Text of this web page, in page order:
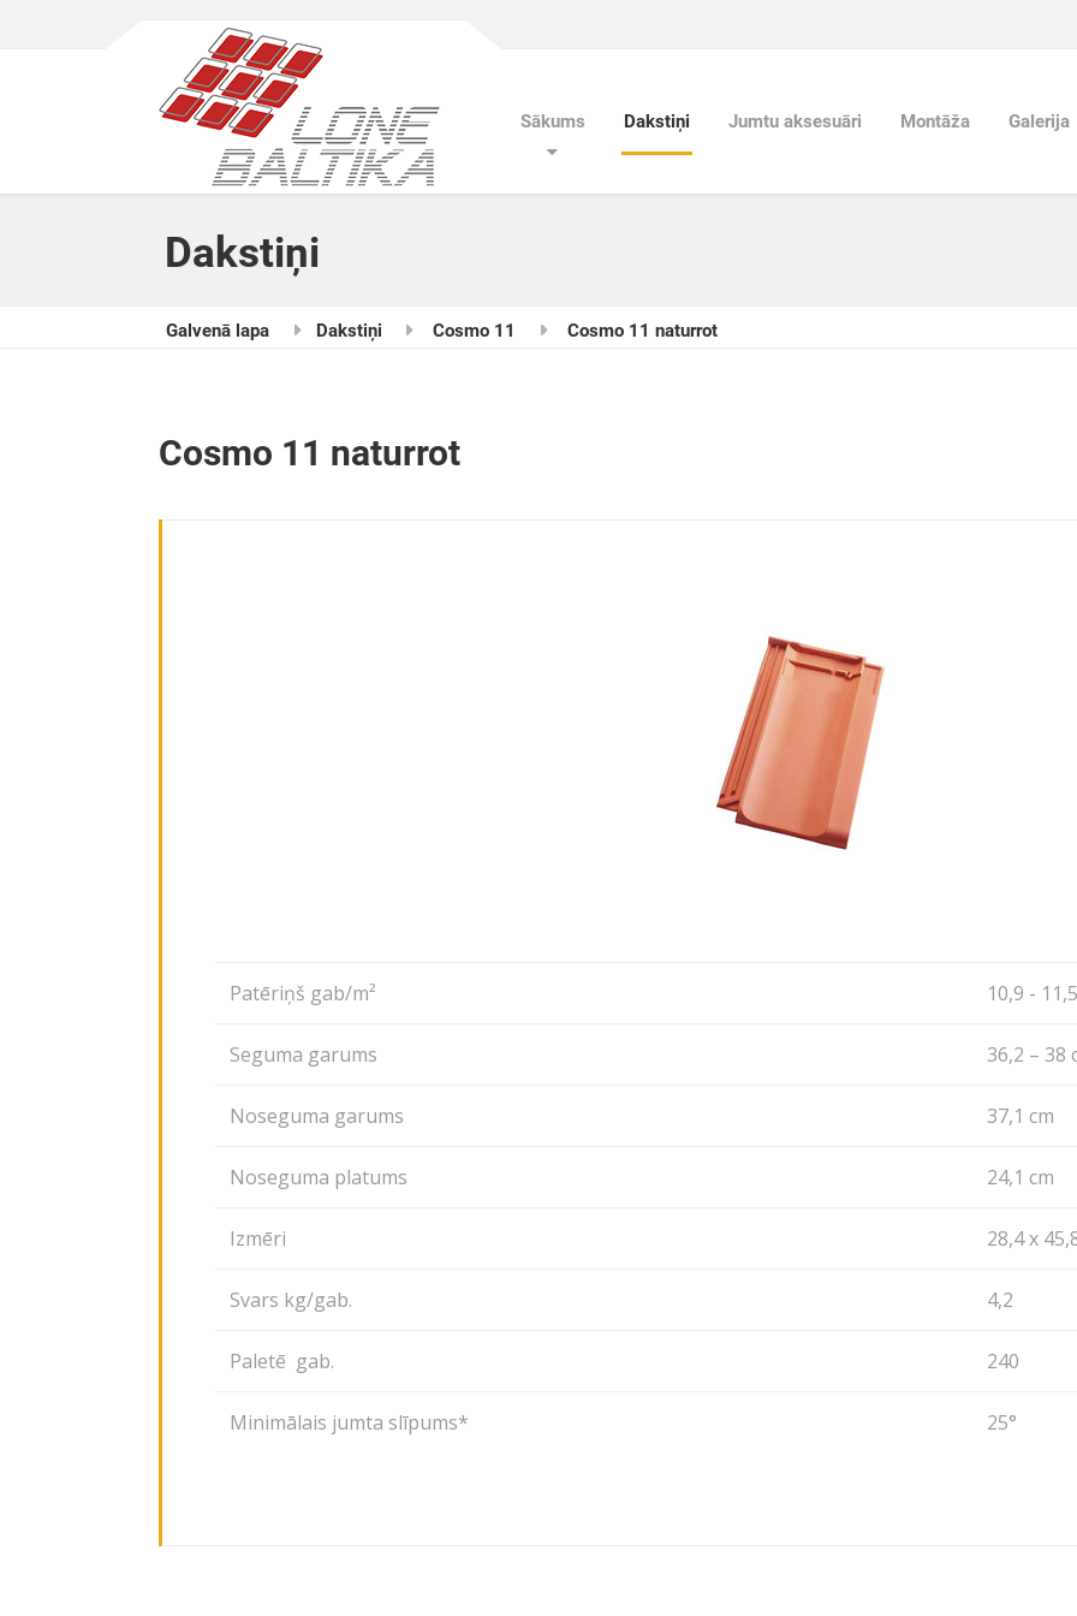
Sākums Dakstiņi Jumtu aksesuāri Montāža Galerija
Dakstiņi
Galvenā lapa Dakstiņi Cosmo 11 Cosmo 11 naturrot
Cosmo 11 naturrot
Patēriņš gab/m² 10,9 - 11,5
Seguma garums 36,2 – 38
Noseguma garums 37,1 cm
Noseguma platums 24,1 cm
Izmēri 28,4 x
Svars kg/gab. 4,2
Paletē gab. 240
Minimālais jumta slīpums* 25°